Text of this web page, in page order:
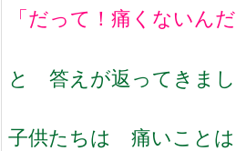
「だって！痛くないん
と 答えが返ってきまし
子供たちは 痛いことは